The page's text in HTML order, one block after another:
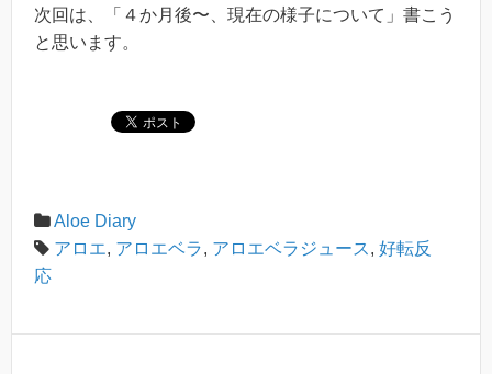
次回は、「４か月後〜、現在の様子について」書こう
と思います。
Aloe Diary
アロエ, アロエベラ, アロエベラジュース, 好転反
応